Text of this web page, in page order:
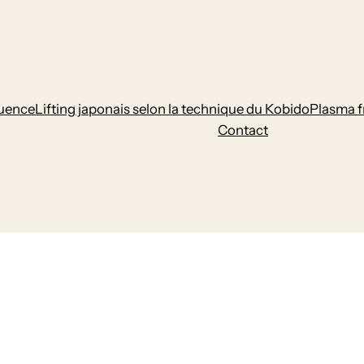
Lifting japonais selon la technique du KobidoPlasma
Contact